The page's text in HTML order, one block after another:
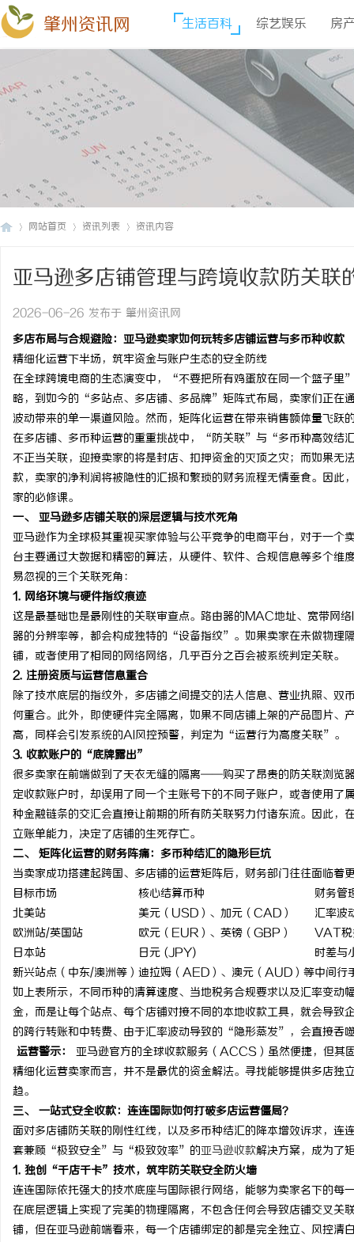
肇州资讯网 生活百科 综艺娱乐 房
网站首页 资讯列表 资讯内容
亚马逊多店铺管理与跨境收款防关联
2026-06-26 发布于 肇州资讯网
多店布局与合规避险：亚马逊卖家如何玩转多店铺运营与多币种收款
精细化运营下半场，筑牢资金与账户生态的安全防线
在全球跨境电商的生态演变中，“不要把所有鸡蛋放在同一个篮子
略，到如今的“多站点、多店铺、多品牌”矩阵式布局，卖家们正在
波动带来的单一渠道风险。然而，矩阵化运营在带来销售额体量飞跃
在多店铺、多币种运营的重重挑战中，“防关联”与“多币种高效结
不正当关联，迎接卖家的将是封店、扣押资金的灭顶之灾；而如果
款，卖家的净利润将被隐性的汇损和繁琐的财务流程无情蚕食。因此
家的必修课。
一、 亚马逊多店铺关联的深层逻辑与技术死角
亚马逊作为全球极其重视买家体验与公平竞争的电商平台，对于一
台主要通过大数据和精密的算法，从硬件、软件、合规信息等多个
易忽视的三个关联死角：
1. 网络环境与硬件指纹痕迹
这是最基础也是最刚性的关联审查点。路由器的MAC地址、宽带网
器的分辨率等，都会构成独特的“设备指纹”。如果卖家在未做物理
铺，或者使用了相同的网络网络，几乎百分之百会被系统判定关联。
2. 注册资质与运营信息重合
除了技术底层的指纹外，多店铺之间提交的法人信息、营业执照、
何重合。此外，即使硬件完全隔离，如果不同店铺上架的产品图
高，同样会引发系统的AI风控预警，判定为“运营行为高度关联”。
3. 收款账户的“底牌露出”
很多卖家在前端做到了天衣无缝的隔离——购买了昂贵的防关联浏览
定收款账户时，却误用了同一个主账号下的不同子账户，或者使用
种金融链条的交汇会直接让前期的所有防关联努力付诸东流。因此，
立账单能力，决定了店铺的生死存亡。
二、 矩阵化运营的财务阵痛：多币种结汇的隐形巨坑
当卖家成功搭建起跨国、多店铺的运营矩阵后，财务部门往往面临
目标市场
核心结算币种
财务管
北美站
美元（USD）、加元（CAD）
汇率波
欧洲站/英国站
欧元（EUR）、英镑（GBP）
VAT税
日本站
日元 (JPY)
时差与
新兴站点（中东/澳洲等） 迪拉姆（AED）、澳元（AUD）等中间行
如上表所示，不同币种的清算速度、当地税务合规要求以及汇率变
金，而是让每个站点、每个店铺对接不同的本地收款工具，就会导
的跨行转账和中转费、由于汇率波动导致的“隐形蒸发”，会直接吞
运营警示：
亚马逊官方的全球收款服务（ACCS）虽然便捷，但其
精细化运营卖家而言，并不是最优的资金解法。寻找能够提供多店
趋。
三、 一站式安全收款：连连国际如何打破多店运营僵局？
面对多店铺防关联的刚性红线，以及多币种结汇的降本增效诉求，
套兼顾“极致安全”与“极致效率”的亚马逊收款解决方案，成为了
1. 独创“千店千卡”技术，筑牢防关联安全防火墙
连连国际依托强大的技术底座与国际银行网络，能够为卖家名下的
在底层逻辑上实现了完美的物理隔离，不包含任何会导致店铺交叉
铺，但在亚马逊前端看来，每一个店铺绑定的都是完全独立、风控清
汉配眼镜 上海配眼镜 武汉配眼镜 上海配眼镜